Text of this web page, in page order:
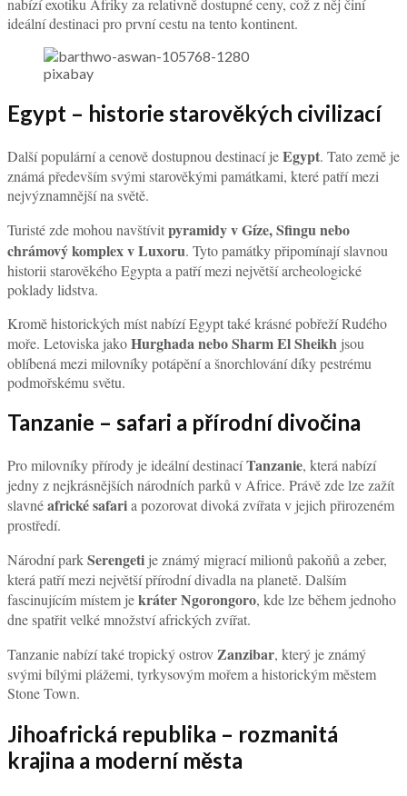
ideální destinaci pro první cestu na tento kontinent.
pixabay
Egypt – historie starověkých civilizací
Další populární a cenově dostupnou destinací jeEgypt. Tato země je
známá především svými starověkými památkami, které patří mezi
nejvýznamnější na světě.
Turisté zde mohou navštívitpyramidy v Gíze, Sfingu nebo
chrámový komplex v Luxoru. Tyto památky připomínají slavnou
historii starověkého Egypta a patří mezi největší archeologické
poklady lidstva.
Kromě historických míst nabízí Egypt také krásné pobřeží Rudého
moře. Letoviska jakoHurghada nebo Sharm El Sheikh jsou
oblíbená mezi milovníky potápění a šnorchlování díky pestrému
podmořskému světu.
Tanzanie – safari a přírodní divočina
Pro milovníky přírody je ideální destinacíTanzanie, která nabízí
jedny z nejkrásnějších národních parků v Africe. Právě zde lze zažít
slavnéafrické safaria pozorovat divoká zvířata v jejich přirozeném
prostředí.
Národní parkSerengeti je známý migrací milionů pakoňů a zeber,
která patří mezi největší přírodní divadla na planetě. Dalším
fascinujícím místem jekráter Ngorongoro, kde lze během jednoho
dne spatřit velké množství afrických zvířat.
Tanzanie nabízí také tropický ostrovZanzibar, který je známý
svými bílými plážemi, tyrkysovým mořem a historickým městem
Stone Town.
Jihoafrická republika – rozmanitá
krajina a moderní města